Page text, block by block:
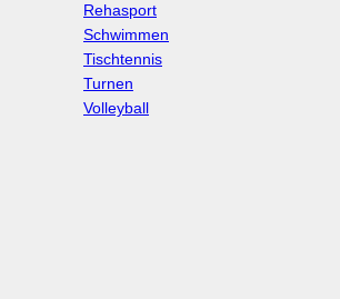
Rehasport
Schwimmen
Tischtennis
Turnen
Volleyball